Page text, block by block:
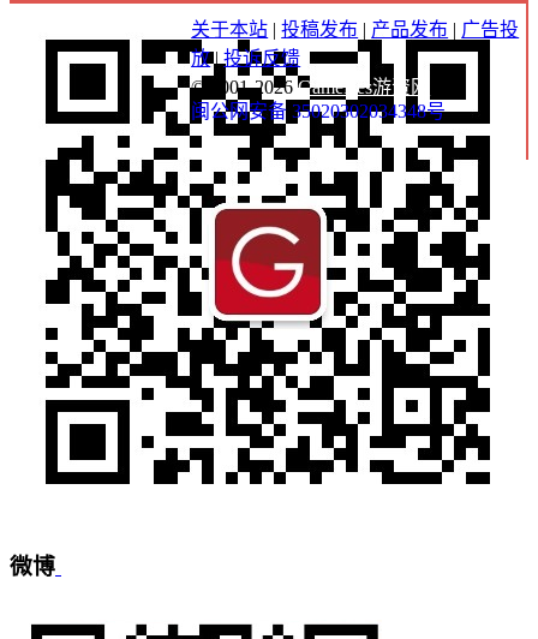
微博
关于本站 |投稿发布 | 产品发布 | 广告投
放|投诉反馈
© 2001-2026GameRes游资网
闽公网安备 35020302034348号